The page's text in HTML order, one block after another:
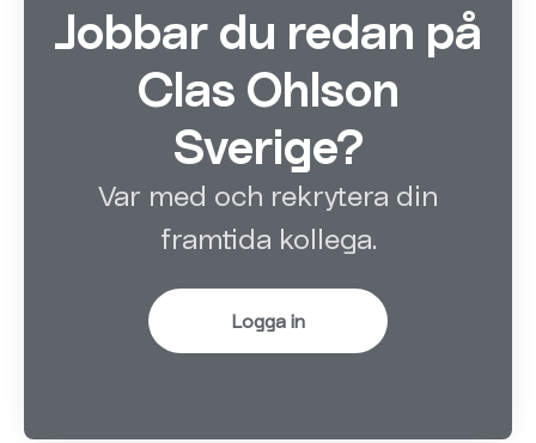
Jobbar du redan på
Clas Ohlson
Sverige?
Var med och rekrytera din
framtida kollega.
Logga in